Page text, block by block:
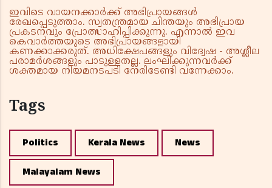
ഇവിടെ വായനക്കാർക്ക് അഭിപ്രായങ്ങൾ
രേഖപ്പെടുത്താം. സ്വതന്ത്രമായ ചിന്തയും അഭിപ്രായ
പ്രകടനവും പ്രോത്സാഹിപ്പിക്കുന്നു. എന്നാൽ ഇവ
കെവാർത്തയുടെ അഭിപ്രായങ്ങളായി
കണക്കാക്കരുത്. അധിക്ഷേപങ്ങളും വിദ്വേഷ - അശ്ലീല
പരാമർശങ്ങളും പാടുള്ളതല്ല. ലംഘിക്കുന്നവർക്ക്
ശക്തമായ നിയമനടപടി നേരിടേണ്ടി വന്നേക്കാം.
Tags
Politics Kerala News News
Malayalam News